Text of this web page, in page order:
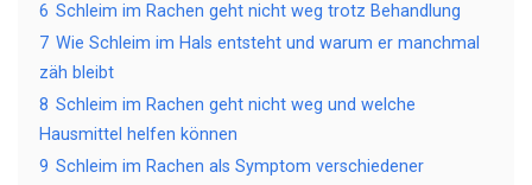
6 Schleim im Rachen geht nicht weg trotz Behandlung
7 Wie Schleim im Hals entsteht und warum er manchmal
zäh bleibt
8 Schleim im Rachen geht nicht weg und welche
Hausmittel helfen können
9 Schleim im Rachen als Symptom verschiedener